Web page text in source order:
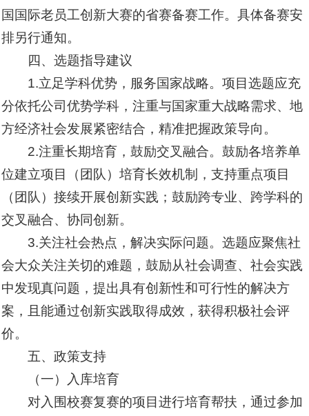
国国际老员工创新大赛的省赛备赛工作。具体备赛安
排另行通知。
四、选题指导建议
1.立足学科优势，服务国家战略。项目选题应充
分依托公司优势学科，注重与国家重大战略需求、地
方经济社会发展紧密结合，精准把握政策导向。
2.注重长期培育，鼓励交叉融合。鼓励各培养单
位建立项目（团队）培育长效机制，支持重点项目
（团队）接续开展创新实践；鼓励跨专业、跨学科的
交叉融合、协同创新。
3.关注社会热点，解决实际问题。选题应聚焦社
会大众关注关切的难题，鼓励从社会调查、社会实践
中发现真问题，提出具有创新性和可行性的解决方
案，且能通过创新实践取得成效，获得积极社会评
价。
五、政策支持
（一）入库培育
对入围校赛复赛的项目进行培育帮扶，通过参加